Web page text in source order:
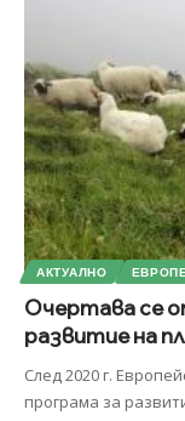
АКТУАЛНО
Очертава се
развитие на
След 2020 г.
програма за